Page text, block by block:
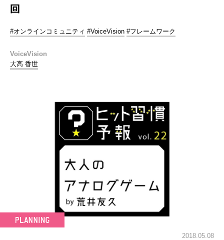
回
#オンラインコミュニティ #VoiceVision #フレームワーク
VoiceVision
大高 香世
2018.05.08